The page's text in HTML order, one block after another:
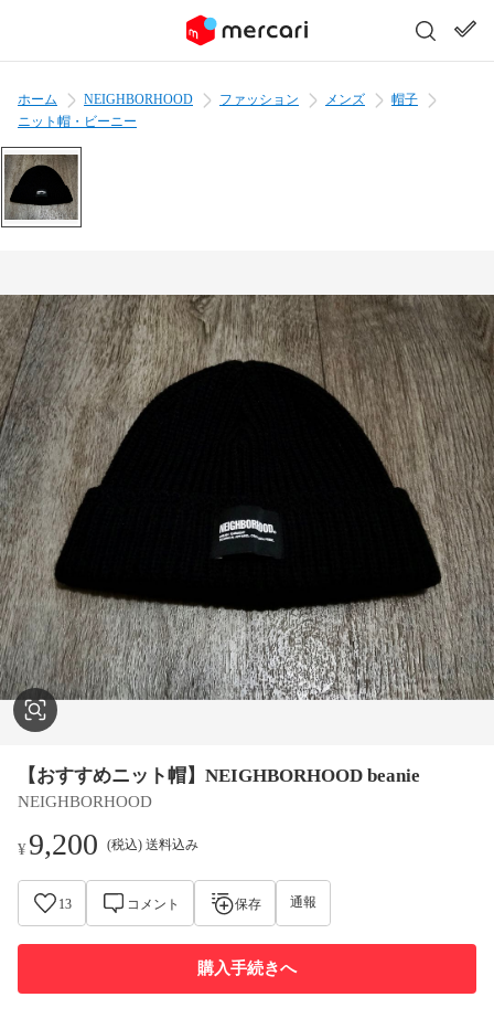
ホーム NEIGHBORHOOD ファッション メンズ
帽子
ニット帽・ビーニー
【おすすめニット帽】NEIGHBORHOOD beanie
NEIGHBORHOOD
¥9,200 (税込) 送料込み
13 コメント 保存 通報
購入手続きへ